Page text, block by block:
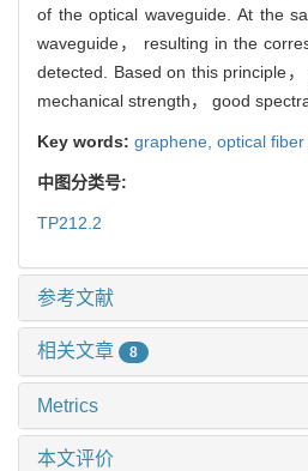
of the optical waveguide. At the
waveguide， resulting in the
detected. Based on this principle
mechanical strength， good
Key words: graphene, optical fiber
中图分类号:
TP212.2
参考文献
相关文章 8
Metrics
本文评价